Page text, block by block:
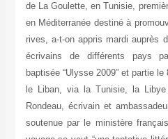
de La Goulette, en Tunisie,
en Méditerranée destiné à
rives, a-t-on appris mardi auprès
écrivains de différents pays
baptisée “Ulysse 2009” et partie
le Liban, via la Tunisie, la
Rondeau, écrivain et
soutenue par le ministère